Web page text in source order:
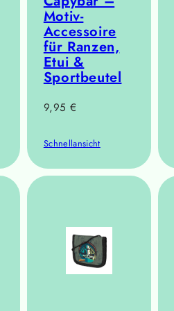
Motiv-
Accessoire
für Ranzen,
Etui &
Sportbeutel
Regulärer
9,95 €
Schnellansicht